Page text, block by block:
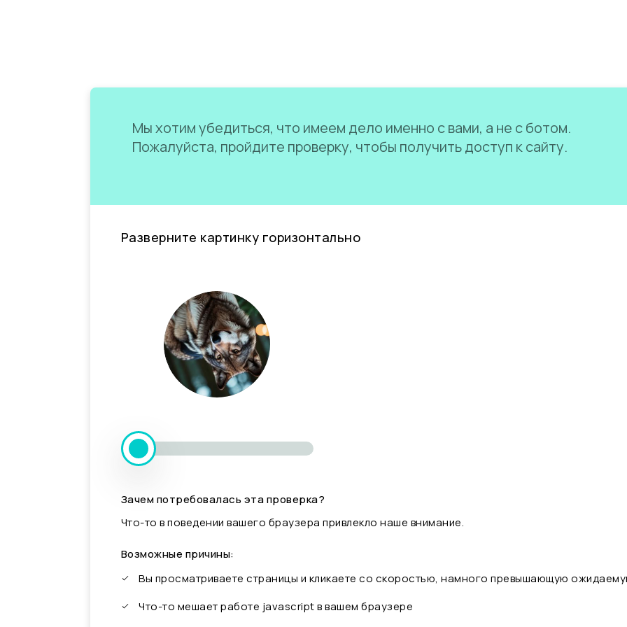
Мы хотим убедиться, что имеем дело именно с вами, а не с ботом.
Пожалуйста, пройдите проверку, чтобы получить доступ к сайту.
Разверните картинку горизонтально
Зачем потребовалась эта проверка?
Что-то в поведении вашего браузера привлекло наше внимание.
Возможные причины:
Вы просматриваете страницы и кликаете со скоростью, намного превышающую
Что-то мешает работе javascript в вашем браузере